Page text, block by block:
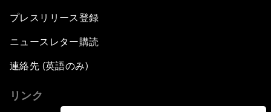
プレスリリース登録
ニュースレター購読
連絡先 (英語のみ)
リンク